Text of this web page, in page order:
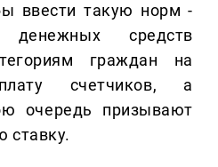
ввести такую норм -
средств
граждан на
счетчиков, а
очередь призывают
ставку.